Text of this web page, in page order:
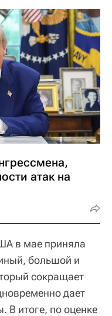
атак на
в мае приняла
большой и
сокращает
дает
В итоге, по оценке